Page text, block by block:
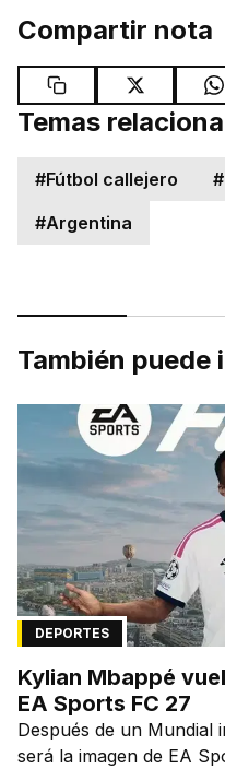
Compartir nota
Temas
#Fútbol callejero #
#Argentina
También puede
DEPORTES
Kylian Mbappé
EA Sports FC 27
Después de un Mundial
será la imagen de EA